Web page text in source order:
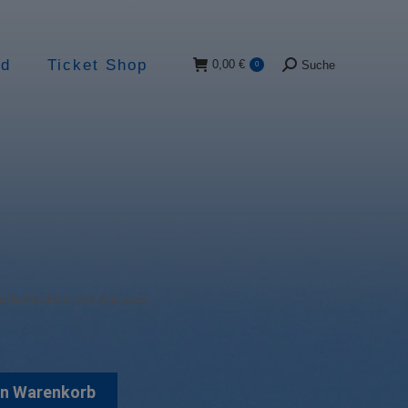
Ticket Shop 0,00 € 0 Suche:
Suche
mit Ausweis
Warenkorb